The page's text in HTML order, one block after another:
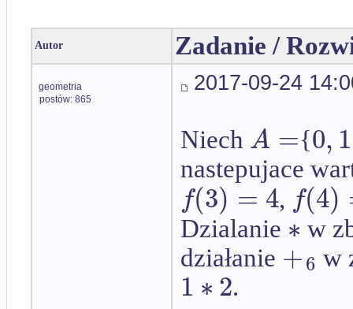
Autor Zadanie /
geometria
postów: 865
2017-09-24
Niech A ={0,1
nastepujace
f(3) = 4, f(4)
Dzialanie ∗ w
działanie +6 w
1 ∗2.